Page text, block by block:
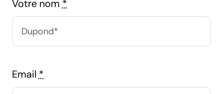
Votre nom *
Email *